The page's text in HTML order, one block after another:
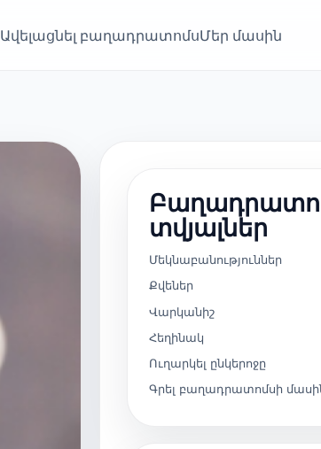
Ավելացնել բաղադրատոմսՄեր մասին
տվյալներ
Մեկնաբանություններ
Քվեներ
Վարկանիշ
Հեղինակ
Ուղարկել ընկերոջը
Գրել բաղադրատոմսի